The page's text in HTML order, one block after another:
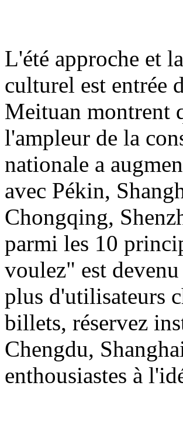
L'été approche et
culturel est entrée
Meituan montrent
l'ampleur de la
nationale a
avec Pékin,
Chongqing,
parmi les 10
voulez" est
plus d'utilisateurs
billets, réservez
Chengdu,
enthousiastes à